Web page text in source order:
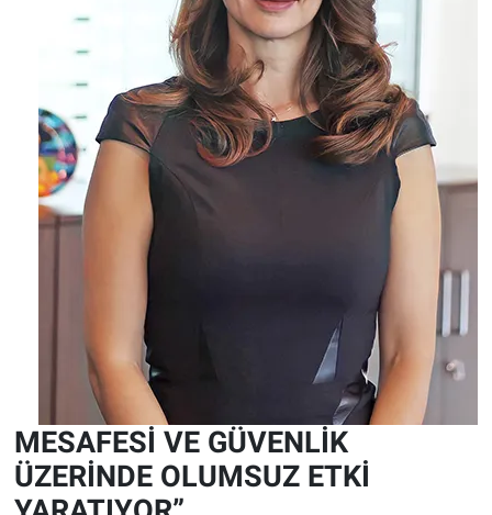
MESAFESİ VE GÜVENLİK
ÜZERİNDE OLUMSUZ ETKİ